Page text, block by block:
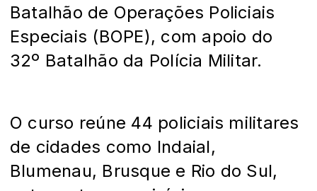
Batalhão de Operações Policiais
Especiais (BOPE), com apoio do
32º Batalhão da Polícia Militar.
O curso reúne 44 policiais militares
de cidades como Indaial,
Blumenau, Brusque e Rio do Sul,